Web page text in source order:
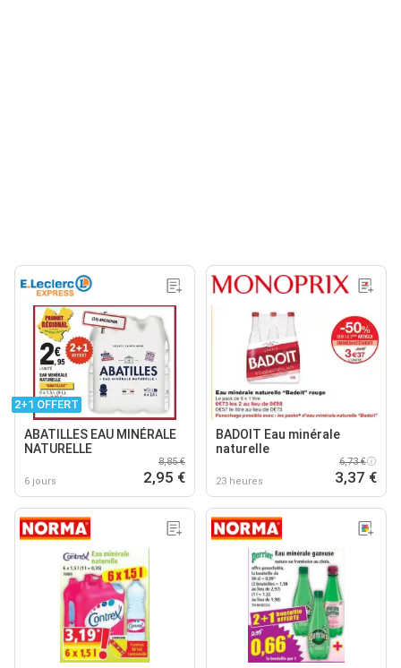
2+1 OFFERT
ABATILLES EAU MINÉRALE
NATURELLE
6 jours
8,85 €
2,95 €
BADOIT Eau minérale
naturelle
23 heures
6,73 €
3,37 €